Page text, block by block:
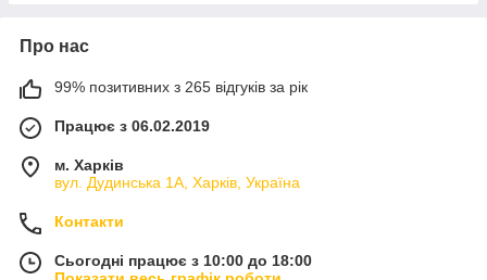
Про нас
99% позитивних з 265 відгуків за рік
Працює з 06.02.2019
м. Харків
вул. Дудинська 1А, Харків, Україна
Контакти
Сьогодні працює з 10:00 до 18:00